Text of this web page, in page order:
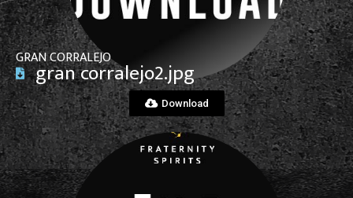
GRAN CORRALEJO
gran corralejo2.jpg
Download